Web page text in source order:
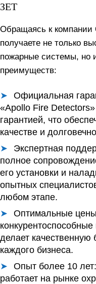
ЗЕТ
Обращаясь к
получаете не только
пожарные системы, но
преимуществ:
Официальная
«Apollo Fire
гарантией, что
качестве и
Экспертная
полное
его установки и
опытных
любом этапе.
Оптимальные
делает качественную
каждого бизнеса.
Опыт более 10 лет:
работает на рынке